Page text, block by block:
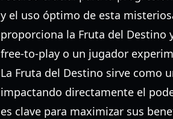
y el uso óptimo de esta
proporciona la Fruta del Destino
free-to-play o un jugador
La Fruta del Destino sirve como
impactando directamente el
es clave para maximizar sus